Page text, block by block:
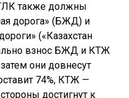
также должны
дорога» (БЖД) и
(«Казахстан
взнос БЖД и КТЖ
они довнесут
74%, КТЖ —
достигнут к